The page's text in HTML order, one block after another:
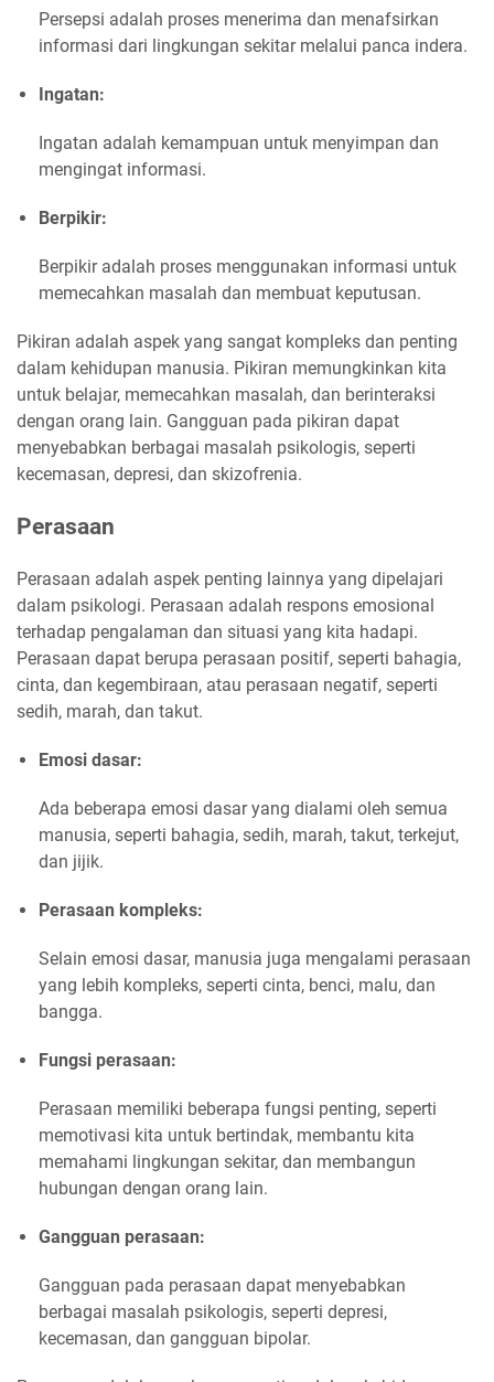
Persepsi adalah proses menerima dan menafsirkan
informasi dari lingkungan sekitar melalui panca indera.
Ingatan:
Ingatan adalah kemampuan untuk menyimpan dan
mengingat informasi.
Berpikir:
Berpikir adalah proses menggunakan informasi untuk
memecahkan masalah dan membuat keputusan.
Pikiran adalah aspek yang sangat kompleks dan penting
dalam kehidupan manusia. Pikiran memungkinkan kita
untuk belajar, memecahkan masalah, dan berinteraksi
dengan orang lain. Gangguan pada pikiran dapat
menyebabkan berbagai masalah psikologis, seperti
kecemasan, depresi, dan skizofrenia.
Perasaan
Perasaan adalah aspek penting lainnya yang dipelajari
dalam psikologi. Perasaan adalah respons emosional
terhadap pengalaman dan situasi yang kita hadapi.
Perasaan dapat berupa perasaan positif, seperti bahagia,
cinta, dan kegembiraan, atau perasaan negatif, seperti
sedih, marah, dan takut.
Emosi dasar:
Ada beberapa emosi dasar yang dialami oleh semua
manusia, seperti bahagia, sedih, marah, takut, terkejut,
dan jijik.
Perasaan kompleks:
Selain emosi dasar, manusia juga mengalami perasaan
yang lebih kompleks, seperti cinta, benci, malu, dan
bangga.
Fungsi perasaan:
Perasaan memiliki beberapa fungsi penting, seperti
memotivasi kita untuk bertindak, membantu kita
memahami lingkungan sekitar, dan membangun
hubungan dengan orang lain.
Gangguan perasaan:
Gangguan pada perasaan dapat menyebabkan
berbagai masalah psikologis, seperti depresi,
kecemasan, dan gangguan bipolar.